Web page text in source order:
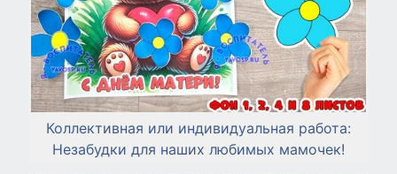
Коллективная или индивидуальная работа:
Незабудки для наших любимых мамочек!